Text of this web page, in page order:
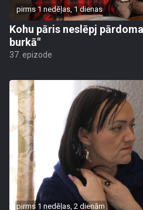
pirms 1 nedēļas, 1 dienas
Kohu pāris neslēpj
burkā"
37. epizode
pirms 1 nedēļas, 2 dienām